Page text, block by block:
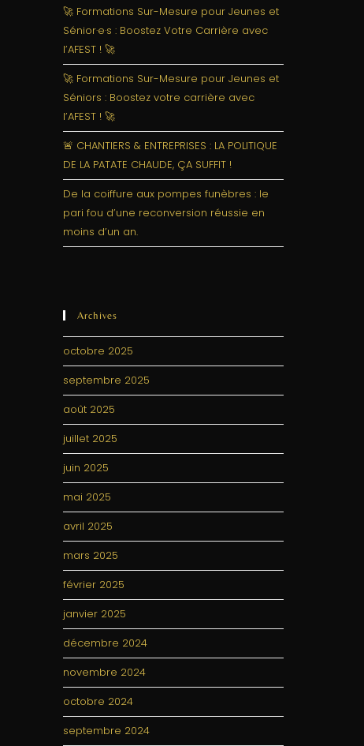
🚀 Formations Sur-Mesure pour Jeunes et
Sénior·e·s : Boostez Votre Carrière avec
l’AFEST ! 🚀
🚀 Formations Sur-Mesure pour Jeunes et
Séniors : Boostez votre carrière avec
l’AFEST ! 🚀
🚨 CHANTIERS & ENTREPRISES : LA POLITIQUE
DE LA PATATE CHAUDE, ÇA SUFFIT !
De la coiffure aux pompes funèbres : le
pari fou d’une reconversion réussie en
moins d’un an.
Archives
octobre 2025
septembre 2025
août 2025
juillet 2025
juin 2025
mai 2025
avril 2025
mars 2025
février 2025
janvier 2025
décembre 2024
novembre 2024
octobre 2024
septembre 2024